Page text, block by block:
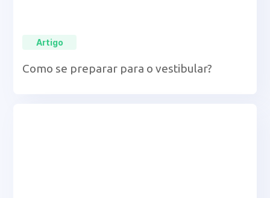
Artigo
Como se preparar para o vestibular?